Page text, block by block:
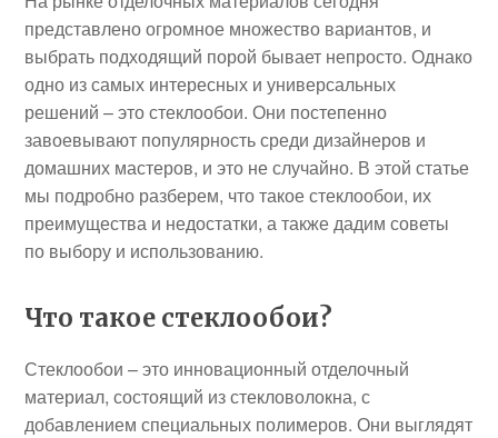
представлено огромное множество вариантов, и
выбрать подходящий порой бывает непросто. Однако
одно из самых интересных и универсальных
решений – это стеклообои. Они постепенно
завоевывают популярность среди дизайнеров и
домашних мастеров, и это не случайно. В этой статье
мы подробно разберем, что такое стеклообои, их
преимущества и недостатки, а также дадим советы
по выбору и использованию.
Что такое стеклообои?
Стеклообои – это инновационный отделочный
материал, состоящий из стекловолокна, с
добавлением специальных полимеров. Они выглядят